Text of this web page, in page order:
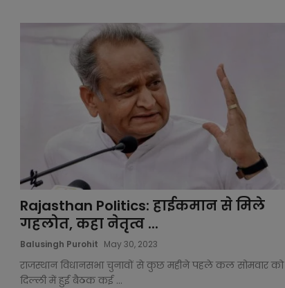
Rajasthan Politics: हाईकमान से मिले
गहलोत, कहा नेतृत्व ...
Balusingh Purohit May 30, 2023
राजस्थान विधानसभा चुनावों से कुछ महीने पहले कल सोमवार को
दिल्ली में हुई बैठक कई ...